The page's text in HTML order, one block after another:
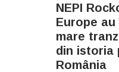
NEPI
Europe au
mare
din istoria
România